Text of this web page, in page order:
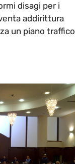
disagi per i
addirittura
un piano traffico